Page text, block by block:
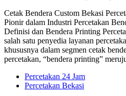
Cetak Bendera Custom Bekasi
Pionir dalam Industri Percetakan
Definisi dan Bendera Printing
salah satu penyedia layanan
khususnya dalam segmen cetak
percetakan, “bendera printing”
Percetakan 24 Jam
Percetakan Bekasi